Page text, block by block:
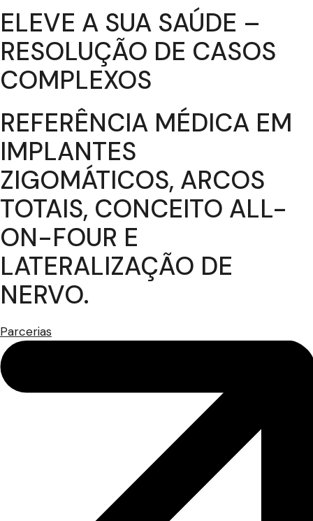
ELEVE A SUA SAÚDE –
RESOLUÇÃO DE CASOS
COMPLEXOS
REFERÊNCIA MÉDICA EM
IMPLANTES
ZIGOMÁTICOS, ARCOS
TOTAIS, CONCEITO ALL-
ON-FOUR E
LATERALIZAÇÃO DE
NERVO.
Parcerias